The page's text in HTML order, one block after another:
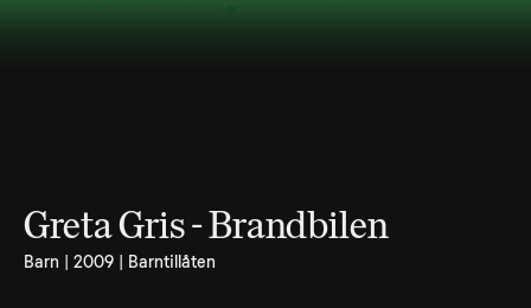
Greta Gris - Brandbilen
Barn | 2009 | Barntillåten